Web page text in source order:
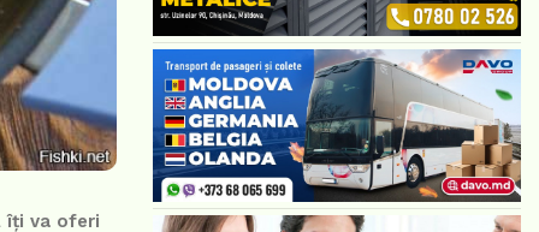
îți va oferi